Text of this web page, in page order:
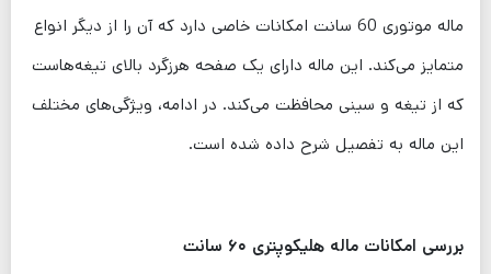
ماله موتوری 60 سانت امکانات خاصی دارد که آن را از دیگر انواع
متمایز می‌کند. این ماله دارای یک صفحه هرزگرد بالای تیغه‌هاست
که از تیغه و سینی محافظت می‌کند. در ادامه، ویژگی‌های مختلف
این ماله به تفصیل شرح داده شده است.
بررسی امکانات ماله هلیکوپتری ۶۰ سانت